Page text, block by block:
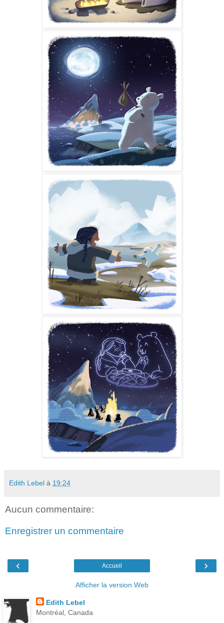
Edith Lebel à 19:24
Aucun commentaire:
Enregistrer un commentaire
‹ ›
Accueil
Afficher la version Web
Edith Lebel
Montréal, Canada